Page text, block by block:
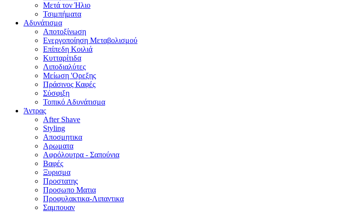
Μετά τον Ήλιο
Τσιμπήματα
Αδυνάτισμα
Αποτοξίνωση
Ενεργοποίηση Μεταβολισμού
Επίπεδη Κοιλιά
Κυτταρίτιδα
Λιποδιαλύτες
Μείωση 'Ορεξης
Πράσινος Καφές
Σύσφιξη
Τοπικό Αδυνάτισμα
Άντρας
After Shave
Styling
Αποσμητικα
Αρωματα
Αφρόλουτρα - Σαπούνια
Βαφές
Ξυρισμα
Προστατης
Προσωπο Ματια
Προφυλακτικα-Λιπαντικα
Σαμπουαν